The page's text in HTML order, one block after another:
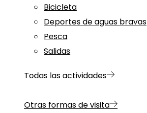
Bicicleta
Deportes de aguas bravas
Pesca
Salidas
Todas las actividades
Otras formas de visita